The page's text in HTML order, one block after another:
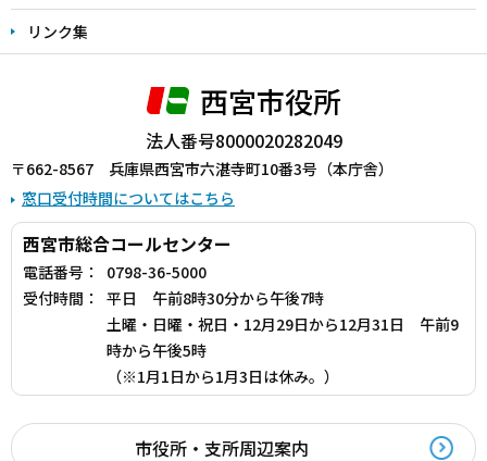
リンク集
西宮市役所
法人番号8000020282049
〒662-8567 兵庫県西宮市六湛寺町10番3号（本庁舎）
窓口受付時間についてはこちら
西宮市総合コールセンター
電話番号：
0798-36-5000
受付時間：
平日 午前8時30分から午後7時
土曜・日曜・祝日・12月29日から12月31日 午前9
時から午後5時
（※1月1日から1月3日は休み。）
市役所・支所周辺案内